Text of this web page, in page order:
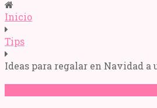
Inicio
Tips
Ideas para regalar en Navidad a